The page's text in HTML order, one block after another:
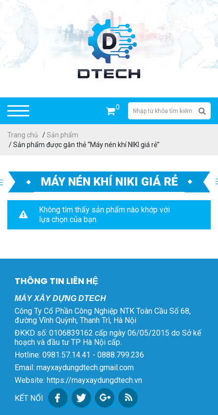
0
Trang chủ /Sản phẩm
/ Sản phẩm được gắn thẻ “Máy nén khí NIKI giá rẻ”
MÁY NÉN KHÍ NIKI GIÁ RẺ
Không tìm thấy sản phẩm nào khớp với
lựa chọn của bạn.
THÔNG TIN LIÊN HỆ
MÁY XÂY DỰNG DTECH
Công Ty Cổ Phần Công Nghiệp NTK Toàn Cầu Số 68,
đường Vĩnh Quỳnh, Thanh Trì, Hà Nội
ĐKKD số: 0106839162 cấp ngày 06/05/2015 do Sở kế
hoạch và đầu tư TP Hà Nội cấp.
Hotline: 0981.57.14.41 - 0888.799.236
Email: mayxaydungdtech.gmail.com
Website: https://mayxaydungdtech.vn
KẾT NỐI